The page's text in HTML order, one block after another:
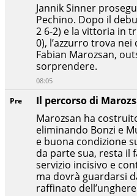
Pre
Il percorso di
Marozsan ha
eliminando Bonzi e
e buona condizione
da parte sua, resta il
servizio incisivo e
ma dovrà guardarsi
raffinato
Jannik Sinner
Pechino. Dopo il
2 6-2) e la vittoria in
0), l’azzurro trova
Fabian Marozsan,
sorprendere.
08:05